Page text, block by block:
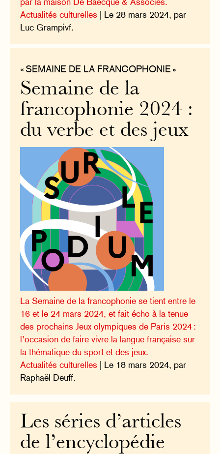
Actualités culturelles | Le 28 mars 2024, par
Luc Grampivf.
« SEMAINE DE LA FRANCOPHONIE »
Semaine de la
francophonie 2024 :
du verbe et des jeux
La Semaine de la francophonie se tient entre le
16 et le 24 mars 2024, et fait écho à la tenue
des prochains Jeux olympiques de Paris 2024 :
l’occasion de faire vivre la langue française sur
la thématique du sport et des jeux.
Actualités culturelles | Le 18 mars 2024, par
Raphaël Deuff.
Les séries d’articles
de l’encyclopédie